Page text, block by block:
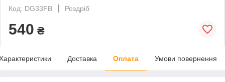
Код: DG33FB
Роздріб
540 ₴
Доставка Оплата Умови повернення